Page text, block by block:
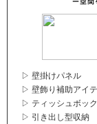
▷ 壁掛けパネル
▷ 壁飾り補助アイ
▷ ティッシュボッ
▷ 引き出し型収納